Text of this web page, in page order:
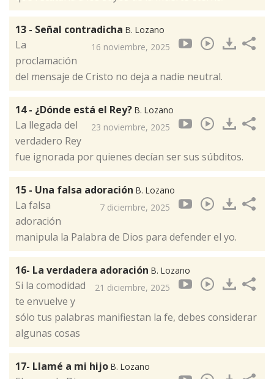
13 - Señal contradicha B. Lozano
16 noviembre, 2025
La
proclamación
del mensaje de Cristo no deja a nadie neutral.
14 - ¿Dónde está el Rey? B. Lozano
23 noviembre, 2025
La llegada del
verdadero Rey
fue ignorada por quienes decían ser sus súbditos.
15 - Una falsa adoración B. Lozano
7 diciembre, 2025
La falsa
adoración
manipula la Palabra de Dios para defender el yo.
16- La verdadera adoración B. Lozano
21 diciembre, 2025
Si la comodidad
te envuelve y
sólo tus palabras manifiestan la fe, debes considerar
algunas cosas
17- Llamé a mi hijo B. Lozano